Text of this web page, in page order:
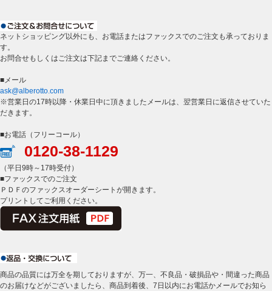
ネットショッピング以外にも、お電話またはファックスでのご注文も承っておりま
す。
お問合せもしくはご注文は下記までご連絡ください。
■メール
ask@alberotto.com
※営業日の17時以降・休業日中に頂きましたメールは、翌営業日に返信させていた
だきます。
■お電話（フリーコール）
0120-38-1129
（平日9時～17時受付）
■ファックスでのご注文
ＰＤＦのファックスオーダーシートが開きます。
プリントしてご利用ください。
商品の品質には万全を期しておりますが、万一、不良品・破損品や・間違った商品
のお届けなどがございましたら、商品到着後、7日以内にお電話かメールでお知ら